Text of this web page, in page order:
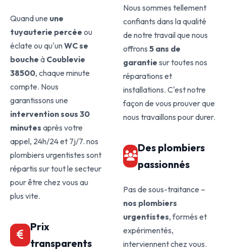
Quand une une
tuyauterie percée ou
éclate ou qu'unWC se
bouche à Coublevie
38500, chaque minute
compte. Nous
garantissons une
intervention sous 30
minutes après votre
appel, 24h/24 et 7j/7. nos
plombiers urgentistes sont
répartis sur tout le secteur
pour être chez vous au
plus vite.
Prix
transparents
Nous sommes tellement
confiants dans la qualité
de notre travail que nous
offrons 5 ans de
garantie sur toutes nos
réparations et
installations. C'est notre
façon de vous prouver que
nous travaillons pour durer.
Des plombiers
passionnés
Pas de sous-traitance –
nos plombiers
urgentistes, formés et
expérimentés,
interviennent chez vous.